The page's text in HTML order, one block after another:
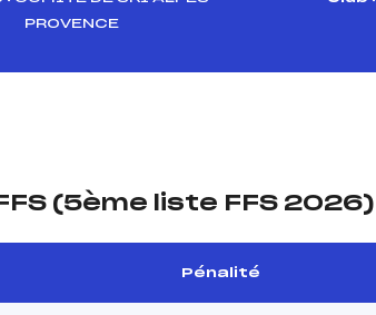
PROVENCE
(5ème liste FFS 2026)
Pénalité